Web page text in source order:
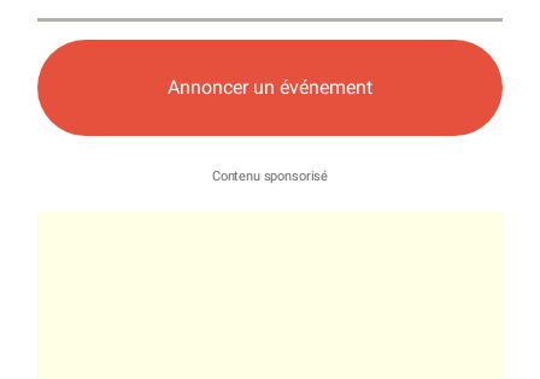
Annoncer un événement